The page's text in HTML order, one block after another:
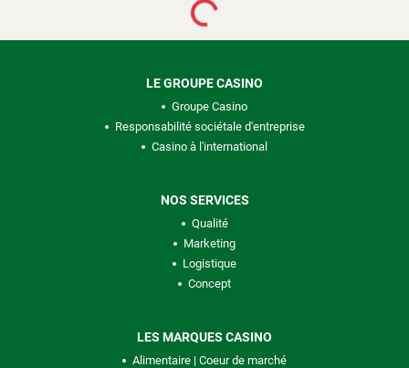
Loading...
LE GROUPE CASINO
Groupe Casino
Responsabilité sociétale d'entreprise
Casino à l'international
NOS SERVICES
Qualité
Marketing
Logistique
Concept
LES MARQUES CASINO
Alimentaire | Coeur de marché